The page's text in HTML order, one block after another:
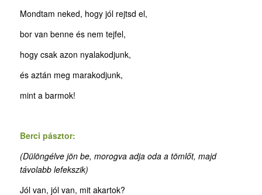
Mondtam neked, hogy jól rejtsd el,
bor van benne és nem tejfel,
hogy csak azon nyalakodjunk,
és aztán meg marakodjunk,
mint a barmok!
Berci pásztor:
(Dülöngélve jön be, morogva adja oda a tömlőt, majd
távolabb lefekszik)
Jól van, jól van, mit akartok?